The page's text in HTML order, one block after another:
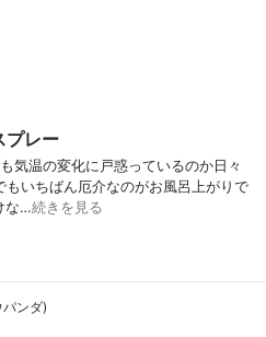
プレー
気温の変化に戸惑っているのか日々
いちばん厄介なのがお風呂上がりで
な…続きを見る
ンダ)